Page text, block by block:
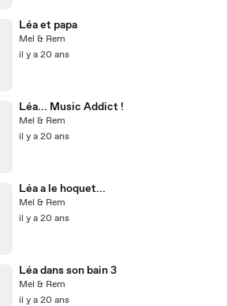
Léa et papa
Mel & Rem
il y a 20 ans
Léa... Music Addict !
Mel & Rem
il y a 20 ans
Léa a le hoquet...
Mel & Rem
il y a 20 ans
Léa dans son bain 3
Mel & Rem
il y a 20 ans